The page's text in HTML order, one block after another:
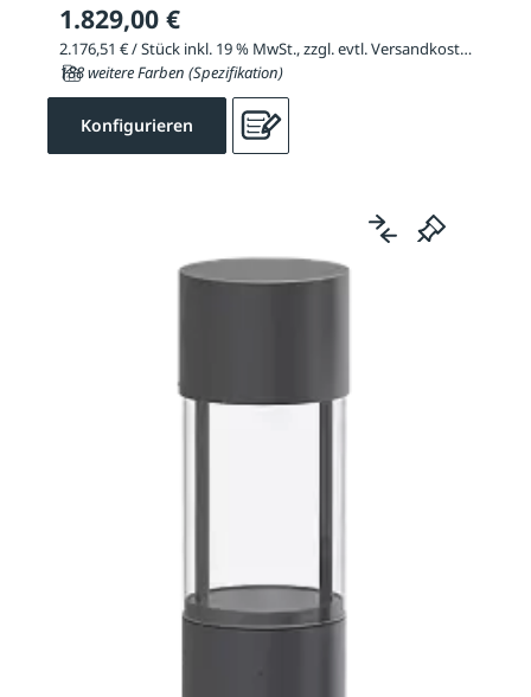
1.829,00 €
2.176,51 € / Stück inkl. 19 % MwSt., zzgl. evtl. Versandkosten
188 weitere Farben (Spezifikation)
Konfigurieren